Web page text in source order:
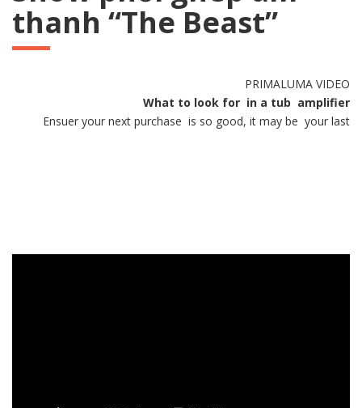
thanh “The Beast”
PRIMALUMA VIDEO
What to look for in a tub amplifier
Ensuer your next purchase is so good, it may be your last